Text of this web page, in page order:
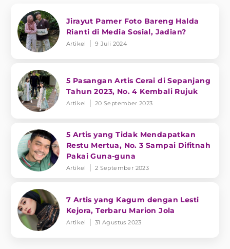
Jirayut Pamer Foto Bareng Halda
Rianti di Media Sosial, Jadian?
Artikel 9 Juli 2024
5 Pasangan Artis Cerai di Sepanjang
Tahun 2023, No. 4 Kembali Rujuk
Artikel 20 September 2023
5 Artis yang Tidak Mendapatkan
Restu Mertua, No. 3 Sampai Difitnah
Pakai Guna-guna
Artikel 2 September 2023
7 Artis yang Kagum dengan Lesti
Kejora, Terbaru Marion Jola
Artikel 31 Agustus 2023